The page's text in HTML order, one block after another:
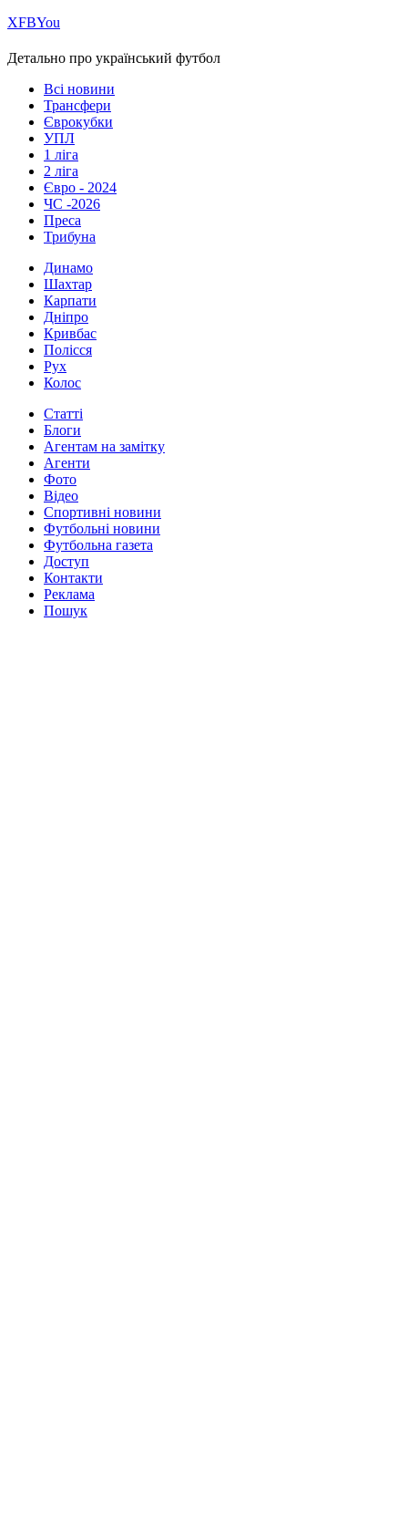
ХFBYou
Детально про український футбол
Всі новини
Трансфери
Єврокубки
УПЛ
1 ліга
2 ліга
Євро - 2024
ЧС -2026
Преса
Трибуна
Динамо
Шахтар
Карпати
Дніпро
Кривбас
Полісся
Рух
Колос
Статті
Блоги
Агентам на замітку
Агенти
Фото
Відео
Спортивні новини
Футбольні новини
Футбольна газета
Доступ
Контакти
Реклама
Пошук